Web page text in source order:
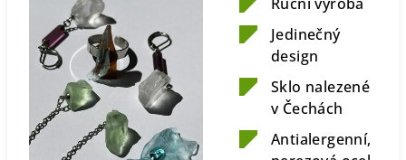
Jedinečný
design
Sklo nalezené
v Čechách
Antialergenní,